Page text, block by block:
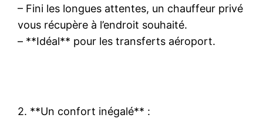
– Fini les longues attentes, un chauffeur privé
vous récupère à l’endroit souhaité.
– **Idéal** pour les transferts aéroport.
2. **Un confort inégalé** :